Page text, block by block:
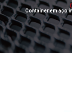
Container em aço